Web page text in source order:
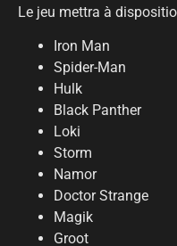
Le jeu mettra à
Iron Man
Spider-Man
Hulk
Black Panther
Loki
Storm
Namor
Doctor Strange
Magik
Groot